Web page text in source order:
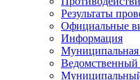
Результаты
Официальные
Информация
Муниципальная
Ведомственный